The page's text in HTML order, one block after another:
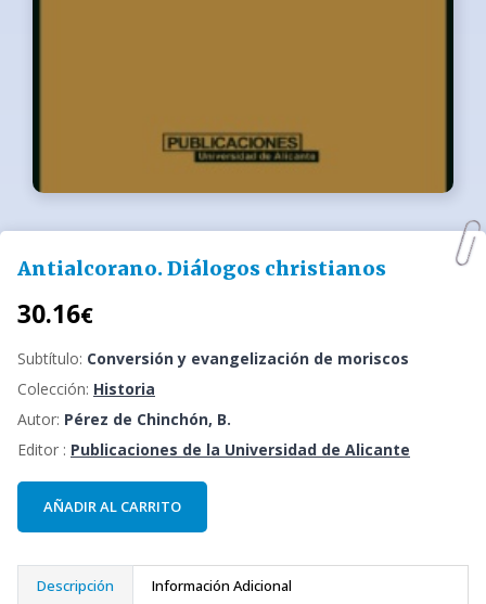
Antialcorano. Diálogos christianos
30.16€
Subtítulo: Conversión y evangelización de moriscos
Colección: Historia
Autor: Pérez de Chinchón, B.
Editor : Publicaciones de la Universidad de Alicante
AÑADIR AL CARRITO
Descripción Información Adicional